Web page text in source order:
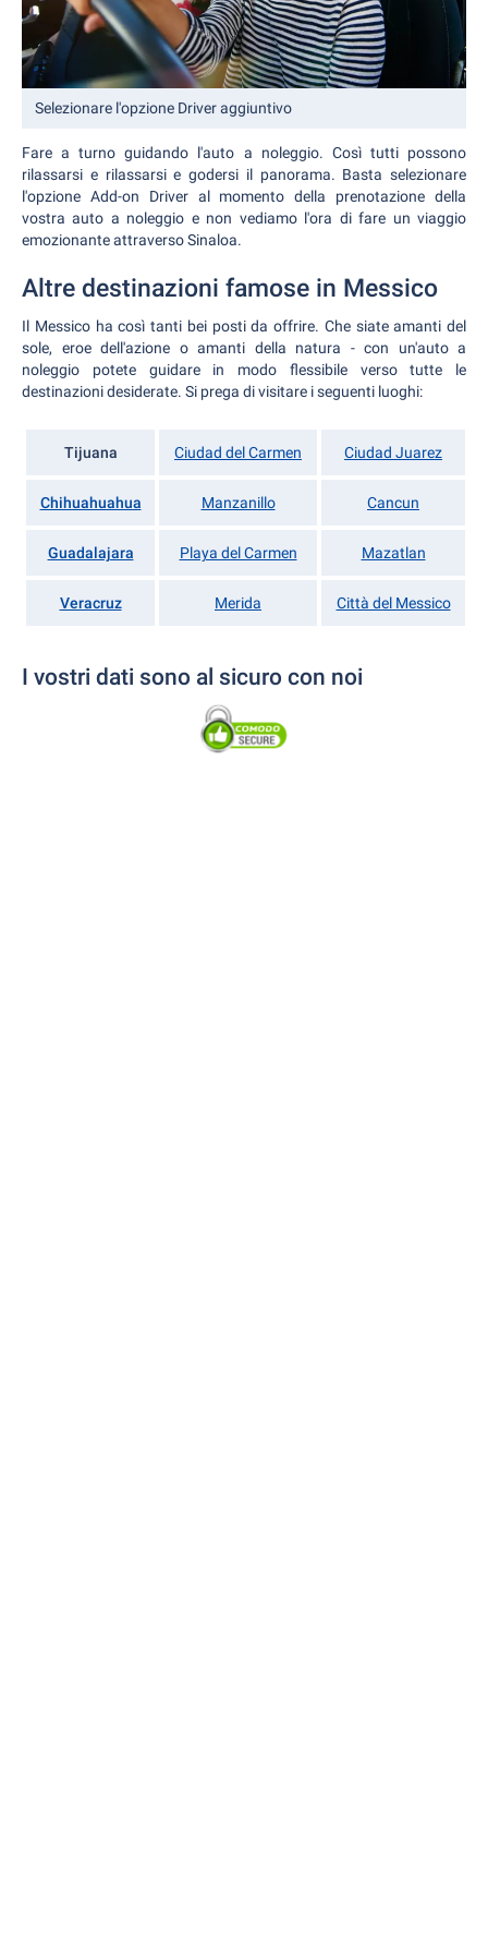
Selezionare l'opzione Driver aggiuntivo
Fare a turno guidando l'auto a noleggio. Così tutti possono
rilassarsi e rilassarsi e godersi il panorama. Basta selezionare
l'opzione Add-on Driver al momento della prenotazione della
vostra auto a noleggio e non vediamo l'ora di fare un viaggio
emozionante attraverso Sinaloa.
Altre destinazioni famose in Messico
Il Messico ha così tanti bei posti da offrire. Che siate amanti del
sole, eroe dell'azione o amanti della natura - con un'auto a
noleggio potete guidare in modo flessibile verso tutte le
destinazioni desiderate. Si prega di visitare i seguenti luoghi:
Tijuana Ciudad del Carmen Ciudad Juarez
Chihuahuahua Manzanillo Cancun
Guadalajara Playa del Carmen Mazatlan
Veracruz Merida Città del Messico
I vostri dati sono al sicuro con noi